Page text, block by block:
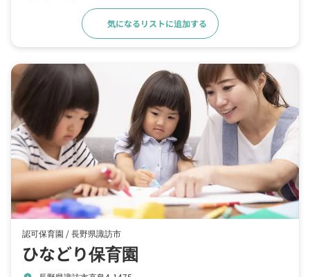
気になるリストに追加する
認可保育園 /長野県諏訪市
ひなどり保育園